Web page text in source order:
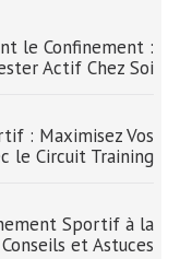
le Confinement :
Actif Chez Soi
: Maximisez Vos
le Circuit Training
Sportif à la
et Astuces